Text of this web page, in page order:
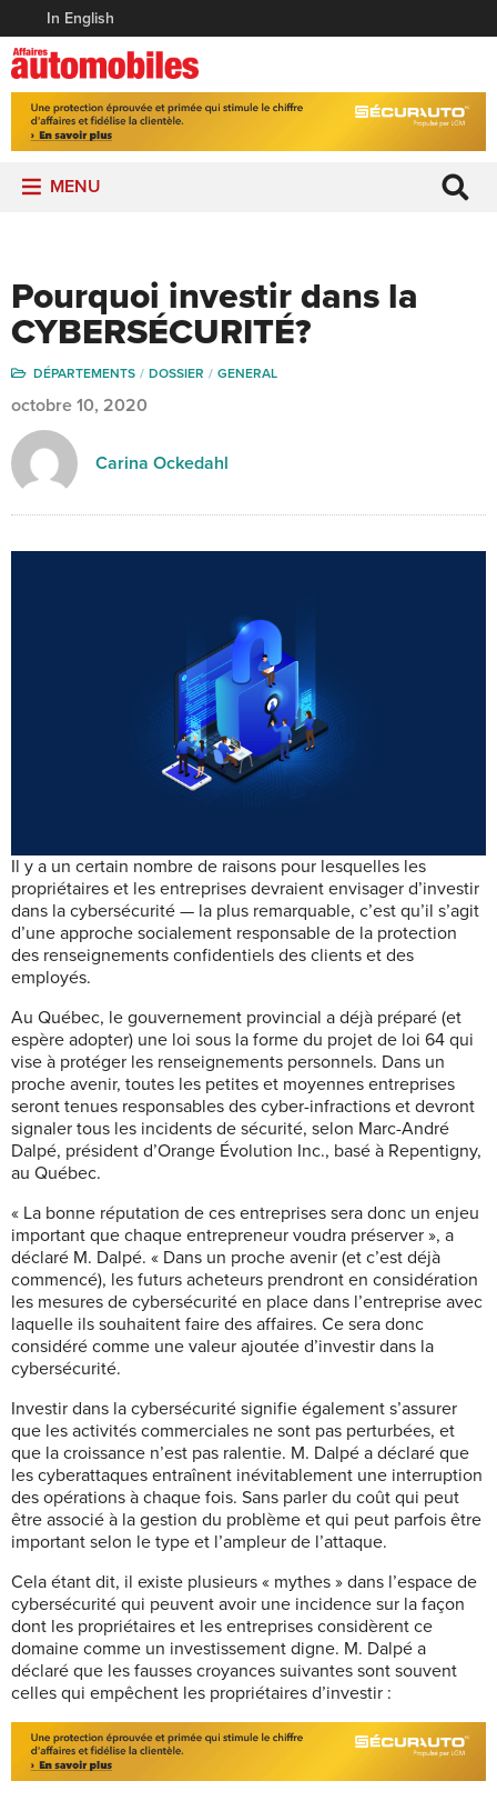
In English
MENU
Pourquoi investir dans la
CYBERSÉCURITÉ?
DÉPARTEMENTS DOSSIER GENERAL
octobre 10, 2020
Carina Ockedahl
Il y a un certain nombre de raisons pour lesquelles les
propriétaires et les entreprises devraient envisager d’investir
dans la cybersécurité — la plus remarquable, c’est qu’il s’agit
d’une approche socialement responsable de la protection
des renseignements confidentiels des clients et des
employés.
Au Québec, le gouvernement provincial a déjà préparé (et
espère adopter) une loi sous la forme du projet de loi 64 qui
vise à protéger les renseignements personnels. Dans un
proche avenir, toutes les petites et moyennes entreprises
seront tenues responsables des cyber-infractions et devront
signaler tous les incidents de sécurité, selon Marc-André
Dalpé, président d’Orange Évolution Inc., basé à Repentigny,
au Québec.
« La bonne réputation de ces entreprises sera donc un enjeu
important que chaque entrepreneur voudra préserver », a
déclaré M. Dalpé. « Dans un proche avenir (et c’est déjà
commencé), les futurs acheteurs prendront en considération
les mesures de cybersécurité en place dans l’entreprise avec
laquelle ils souhaitent faire des affaires. Ce sera donc
considéré comme une valeur ajoutée d’investir dans la
cybersécurité.
Investir dans la cybersécurité signifie également s’assurer
que les activités commerciales ne sont pas perturbées, et
que la croissance n’est pas ralentie. M. Dalpé a déclaré que
les cyberattaques entraînent inévitablement une interruption
des opérations à chaque fois. Sans parler du coût qui peut
être associé à la gestion du problème et qui peut parfois être
important selon le type et l’ampleur de l’attaque.
Cela étant dit, il existe plusieurs « mythes » dans l’espace de
cybersécurité qui peuvent avoir une incidence sur la façon
dont les propriétaires et les entreprises considèrent ce
domaine comme un investissement digne. M. Dalpé a
déclaré que les fausses croyances suivantes sont souvent
celles qui empêchent les propriétaires d’investir :